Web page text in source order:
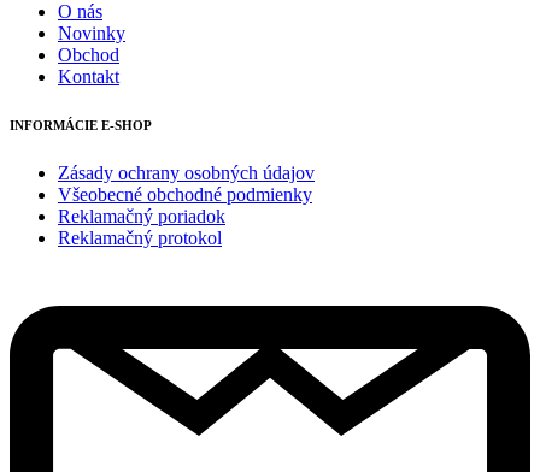
O nás
Novinky
Obchod
Kontakt
INFORMÁCIE E-SHOP
Zásady ochrany osobných údajov
Všeobecné obchodné podmienky
Reklamačný poriadok
Reklamačný protokol